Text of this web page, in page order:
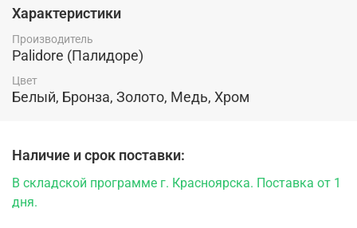
стандартам качества.
2008 года и успел зарекомендовать себя как
надежный производитель дверной фурнитуры.
Отличительными и важными особенностями
фурнитуры для межкомнатных дверей от компании
Palidore являются длительный срок службы,
Купить роликовую защёлку для межкомнатных
склада в Красноярске Вы можете в магазине "Ярдеко".
Характеристики
Производитель
Palidore (Палидоре)
Цвет
Белый, Бронза, Золото, Медь, Хром
Наличие и срок поставки:
В складской программе г. Красноярска. Поставка от 1
дня.